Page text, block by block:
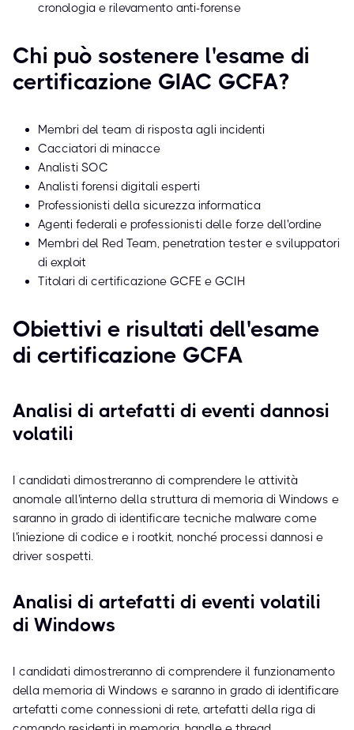
cronologia e rilevamento anti-forense
Chi può sostenere l'esame di
certificazione GIAC GCFA?
Membri del team di risposta agli incidenti
Cacciatori di minacce
Analisti SOC
Analisti forensi digitali esperti
Professionisti della sicurezza informatica
Agenti federali e professionisti delle forze dell'ordine
Membri del Red Team, penetration tester e sviluppatori
di exploit
Titolari di certificazione GCFE e GCIH
Obiettivi e risultati dell'esame
di certificazione GCFA
Analisi di artefatti di eventi dannosi
volatili
I candidati dimostreranno di comprendere le attività
anomale all'interno della struttura di memoria di Windows e
saranno in grado di identificare tecniche malware come
l'iniezione di codice e i rootkit, nonché processi dannosi e
driver sospetti.
Analisi di artefatti di eventi volatili
di Windows
I candidati dimostreranno di comprendere il funzionamento
della memoria di Windows e saranno in grado di identificare
artefatti come connessioni di rete, artefatti della riga di